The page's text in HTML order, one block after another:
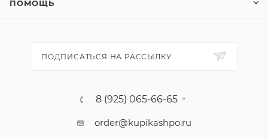
ПОМОЩЬ
ПОДПИСАТЬСЯ НА РАССЫЛКУ
8 (925) 065-66-65
order@kupikashpo.ru